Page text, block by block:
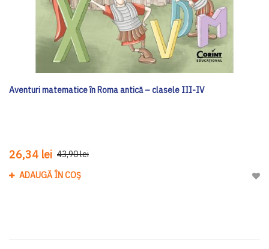
Aventuri matematice în Roma antică – clasele III-IV
26,34 lei 43,90 lei
ADAUGĂ ÎN COȘ